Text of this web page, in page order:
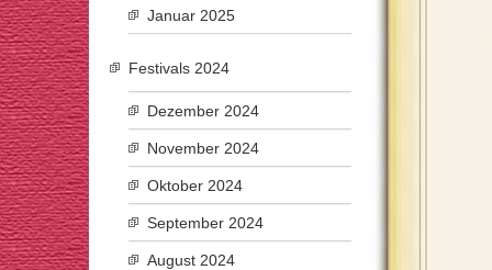
Januar 2025
Festivals 2024
Dezember 2024
November 2024
Oktober 2024
September 2024
August 2024